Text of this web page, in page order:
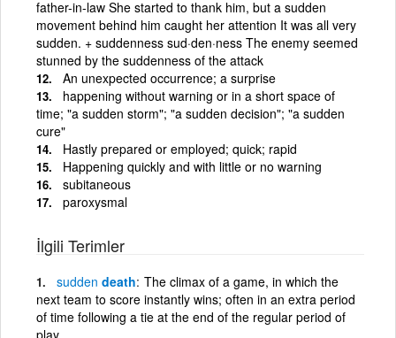
father-in-law She started to thank him, but a sudden
movement behind him caught her attention It was all very
sudden. + suddenness sud·den·ness The enemy seemed
stunned by the suddenness of the attack
An unexpected occurrence; a surprise
happening without warning or in a short space of
time; "a sudden storm"; "a sudden decision"; "a sudden
cure"
Hastly prepared or employed; quick; rapid
Happening quickly and with little or no warning
subitaneous
paroxysmal
İlgili Terimler
sudden death The climax of a game, in which the
next team to score instantly wins; often in an extra period
of time following a tie at the end of the regular period of
play